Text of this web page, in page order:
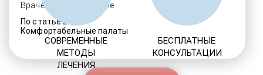
Врачебное наблюдение
По статье 228
Комфортабельные палаты
СОВРЕМЕННЫЕ
МЕТОДЫ
ЛЕЧЕНИЯ
БЕСПЛАТНЫЕ
КОНСУЛЬТАЦИИ